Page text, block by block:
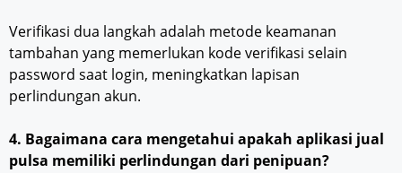
Verifikasi dua langkah adalah metode keamanan
tambahan yang memerlukan kode verifikasi selain
password saat login, meningkatkan lapisan
perlindungan akun.
4. Bagaimana cara mengetahui apakah aplikasi jual
pulsa memiliki perlindungan dari penipuan?